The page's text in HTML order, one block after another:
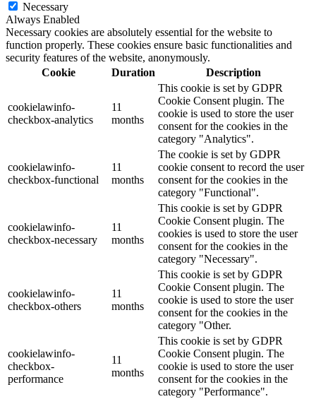
Necessary
Always Enabled
Necessary cookies are absolutely essential for the website to
function properly. These cookies ensure basic functionalities and
security features of the website, anonymously.
Cookie
Duration Description
cookielawinfo-
checkbox-analytics
11
months
This cookie is set by GDPR
Cookie Consent plugin. The
cookie is used to store the user
consent for the cookies in the
category "Analytics".
cookielawinfo-
checkbox-functional
11
months
The cookie is set by GDPR
cookie consent to record the user
consent for the cookies in the
category "Functional".
cookielawinfo-
checkbox-necessary
11
months
This cookie is set by GDPR
Cookie Consent plugin. The
cookies is used to store the user
consent for the cookies in the
category "Necessary".
cookielawinfo-
checkbox-others
11
months
This cookie is set by GDPR
Cookie Consent plugin. The
cookie is used to store the user
consent for the cookies in the
category "Other.
cookielawinfo-
checkbox-
performance
11
months
This cookie is set by GDPR
Cookie Consent plugin. The
cookie is used to store the user
consent for the cookies in the
category "Performance".